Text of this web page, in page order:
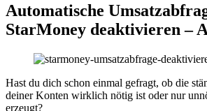
Automatische
StarMoney deaktivieren –
Hast du dich schon einmal gefragt, ob die
deiner Konten wirklich nötig ist oder nur
erzeugt?